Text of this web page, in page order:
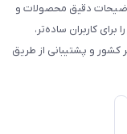
توضیحات دقیق محصولات و
کاربران ساده‌تر،
کشور و پشتیبانی از طریق